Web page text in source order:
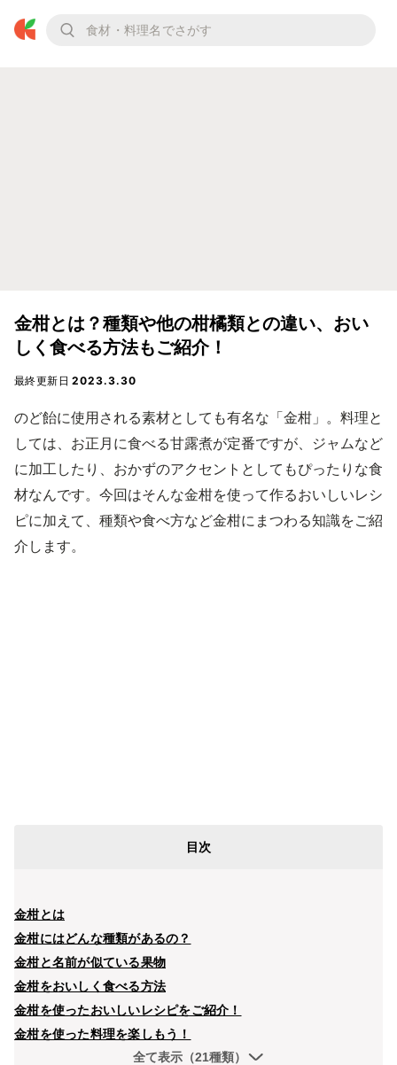
金柑とは？種類や他の柑橘類との違い、おい
しく食べる方法もご紹介！
最終更新日2023.3.30
のど飴に使用される素材としても有名な「金柑」。料理と
しては、お正月に食べる甘露煮が定番ですが、ジャムなど
に加工したり、おかずのアクセントとしてもぴったりな食
材なんです。今回はそんな金柑を使って作るおいしいレシ
ピに加えて、種類や食べ方など金柑にまつわる知識をご紹
介します。
目次
金柑とは
金柑にはどんな種類があるの？
金柑と名前が似ている果物
金柑をおいしく食べる方法
金柑を使ったおいしいレシピをご紹介！
金柑を使った料理を楽しもう！
全て表示（21種類）